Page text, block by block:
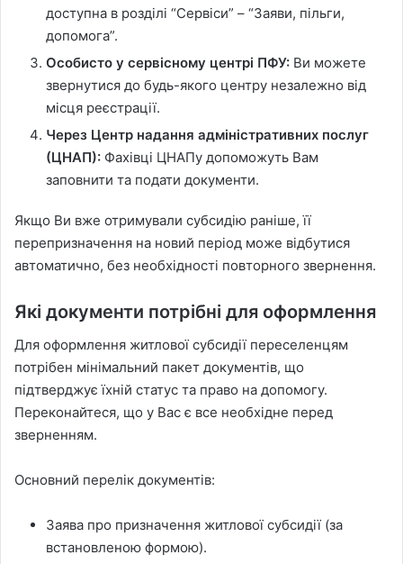
доступна в розділі “Сервіси” – “Заяви, пільги,
допомога”.
Особисто у сервісному центрі ПФУ: Ви можете
звернутися до будь-якого центру незалежно від
місця реєстрації.
Через Центр надання адміністративних послуг
(ЦНАП): Фахівці ЦНАПу допоможуть Вам
заповнити та подати документи.
Якщо Ви вже отримували субсидію раніше, її
перепризначення на новий період може відбутися
автоматично, без необхідності повторного звернення.
Які документи потрібні для оформлення
Для оформлення житлової субсидії переселенцям
потрібен мінімальний пакет документів, що
підтверджує їхній статус та право на допомогу.
Переконайтеся, що у Вас є все необхідне перед
зверненням.
Основний перелік документів:
Заява про призначення житлової субсидії (за
встановленою формою).